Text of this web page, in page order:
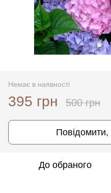
Немає в наявності
395 грн 500 грн
Повідомити,
До обраного